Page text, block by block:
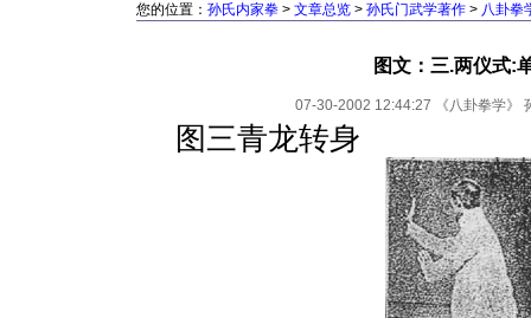
您的位置： 孙氏内家拳 > 文章总览 > 孙氏门武学著作 > 八卦拳
图文：三.两仪式:
07-30-2002 12:44:27 《八卦拳学》
图三青龙转身